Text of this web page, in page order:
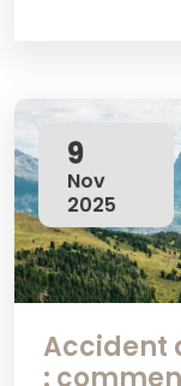
Accident
:
9
Nov
2025